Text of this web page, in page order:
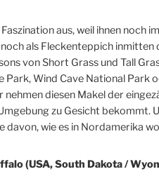
aus, weil ihnen noch
als Fleckenteppich inmitten
von Short Grass und Tall
Wind Cave National Park
diesen Makel der
zu Gesicht bekommt.
wie es in Nordamerika
(USA, South Dakota /